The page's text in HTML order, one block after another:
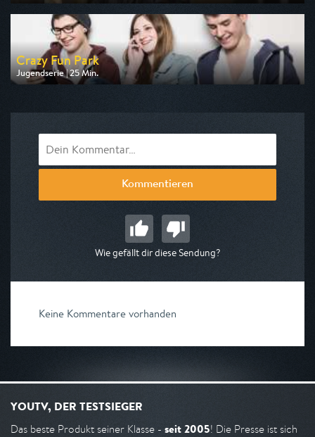
Ausgestrahlt von KiKA
am 08.08.2026, 20:10
Crazy Fun Park
Jugendserie | 25 Min.
Ausgestrahlt von KiKA
Kommentieren
Wie gefällt dir diese Sendung?
Keine Kommentare vorhanden
YOUTV, DER TESTSIEGER
Das beste Produkt seiner Klasse - seit 2005! Die Presse ist sich